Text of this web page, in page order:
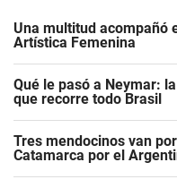
Una multitud acompañó
Artística Femenina
Qué le pasó a Neymar:
que recorre todo Brasil
Tres mendocinos van
Catamarca por el